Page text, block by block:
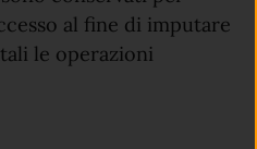
al fine di imputare
le operazioni